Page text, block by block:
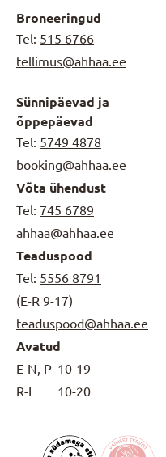
Broneeringud
Tel: 515 6766
tellimus@ahhaa.ee
Sünnipäevad ja
õppepäevad
Tel: 5749 4878
booking@ahhaa.ee
Võta ühendust
Tel: 745 6789
ahhaa@ahhaa.ee
Teaduspood
Tel: 5556 8791
(E-R 9-17)
teaduspood@ahhaa.ee
Avatud
E-N, P 10-19
R-L
10-20